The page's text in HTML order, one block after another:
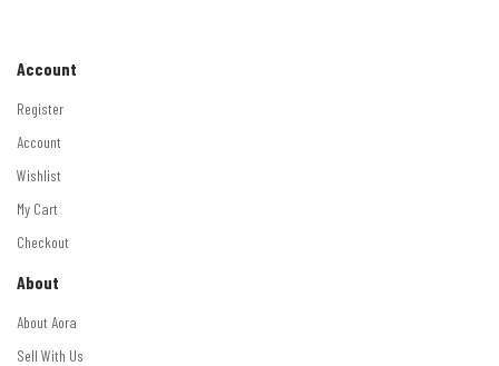
Account
Register
Account
Wishlist
My Cart
Checkout
About
About Aora
Sell With Us